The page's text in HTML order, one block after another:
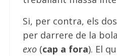
Si, per contra, els
per darrere de la
exo(cap a fora). El